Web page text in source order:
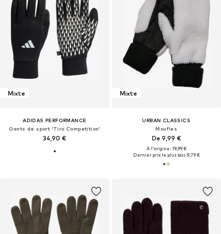
Mixte
ADIDAS PERFORMANCE
Gants de sport 'Tiro Competition'
34,90 €
Mixte
URBAN CLASSICS
Moufles
De 9,99 €
À l'origine : 19,99 €
Dernier prix le plus bas :9,79 €